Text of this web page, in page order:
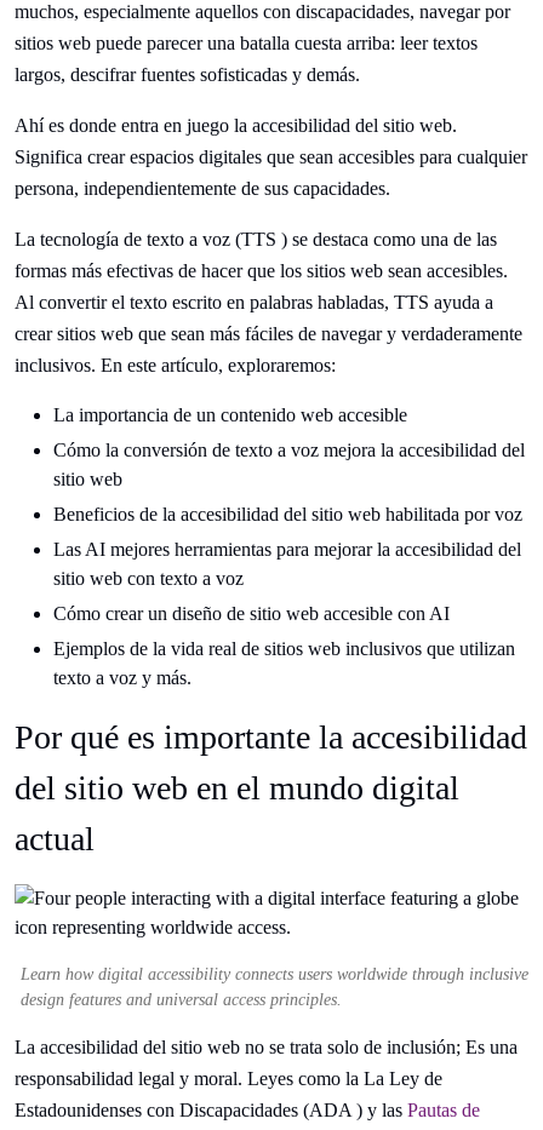
muchos, especialmente aquellos con discapacidades, navegar por
sitios web puede parecer una batalla cuesta arriba: leer textos
largos, descifrar fuentes sofisticadas y demás.
Ahí es donde entra en juego la accesibilidad del sitio web.
Significa crear espacios digitales que sean accesibles para cualquier
persona, independientemente de sus capacidades.
La tecnología de texto a voz (TTS ) se destaca como una de las
formas más efectivas de hacer que los sitios web sean accesibles.
Al convertir el texto escrito en palabras habladas, TTS ayuda a
crear sitios web que sean más fáciles de navegar y verdaderamente
inclusivos. En este artículo, exploraremos:
La importancia de un contenido web accesible
Cómo la conversión de texto a voz mejora la accesibilidad del
sitio web
Beneficios de la accesibilidad del sitio web habilitada por voz
Las AI mejores herramientas para mejorar la accesibilidad del
sitio web con texto a voz
Cómo crear un diseño de sitio web accesible con AI
Ejemplos de la vida real de sitios web inclusivos que utilizan
texto a voz y más.
Por qué es importante la accesibilidad
del sitio web en el mundo digital
actual
Learn how digital accessibility connects users worldwide through inclusive
design features and universal access principles.
La accesibilidad del sitio web no se trata solo de inclusión; Es una
responsabilidad legal y moral. Leyes como la La Ley de
Estadounidenses con Discapacidades (ADA ) y las Pautas de